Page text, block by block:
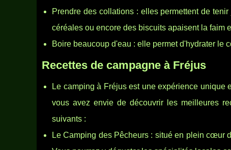
Prendre des collations : elles permettent de
céréales ou encore des biscuits apaisent la faim
Boire beaucoup d'eau : elle permet d'hydrater le
Recettes de campagne à Fréjus
Le camping à Fréjus est une expérience unique
vous avez envie de découvrir les meilleures
suivants :
Le Camping des Pêcheurs : situé en plein cœur